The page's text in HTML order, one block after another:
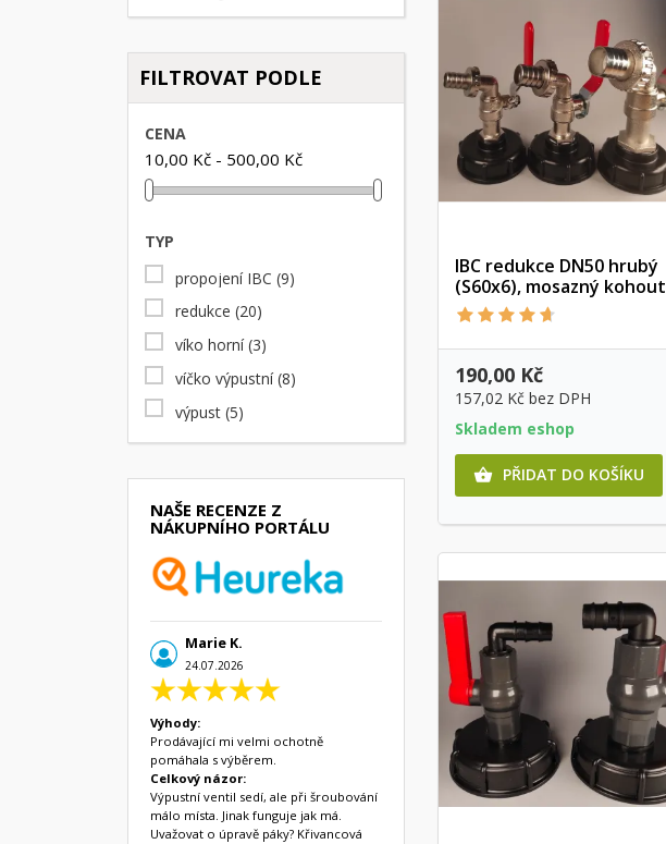
FILTROVAT PODLE
CENA
10,00 Kč - 500,00 Kč
TYP
propojení IBC (9)
redukce (20)
víko horní(3)
víčko výpustní(8)
výpust (5)
NAŠE RECENZE Z
NÁKUPNÍHO PORTÁLU
Marie K.
24.07.2026
Výhody:
Prodávající mi velmi ochotně
pomáhala s výběrem.
Celkový názor:
Výpustní ventil sedí, ale při šroubování
málo místa. Jinak funguje jak má.
Uvažovat o úpravě páky? Křivancová
Rychlý náhled
IBC redukce DN50 hrubý
(S60x6), mosazný kohout
190,00 Kč
157,02 Kč bez DPH
Skladem eshop
 PŘIDAT DO KOŠÍKU